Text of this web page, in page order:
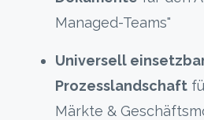
Managed-Teams"
Universell
Prozesslandschaft
Märkte &